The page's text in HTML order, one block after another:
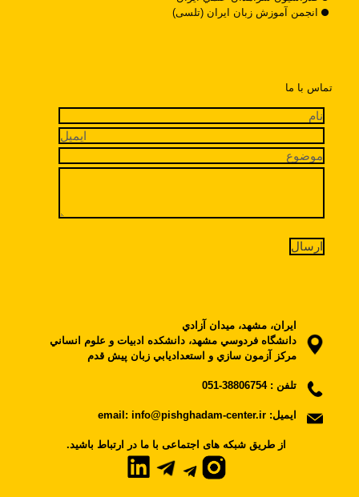
انجمن آموزش زبان ایران (تلسی)
تماس با ما
ايران، مشهد، ميدان آزادي
دانشگاه فردوسي مشهد، دانشکده ادبيات و علوم انساني
مرکز آزمون سازي و استعداديابي زبان پيش قدم
تلفن :38806754-051
ایمیل: email: info@pishghadam-center.ir
.از طریق شبکه های اجتماعی با ما در ارتباط باشید